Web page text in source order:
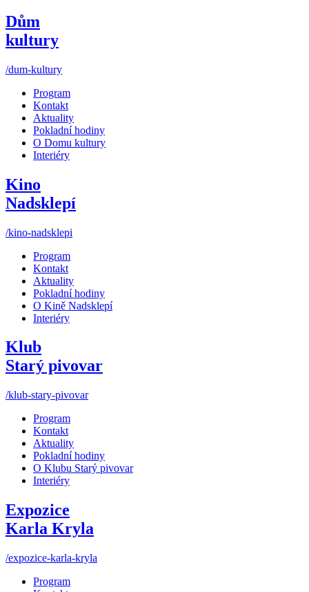
Dům
kultury
/dum-kultury
Program
Kontakt
Aktuality
Pokladní hodiny
O Domu kultury
Interiéry
Kino
Nadsklepí
/kino-nadsklepi
Program
Kontakt
Aktuality
Pokladní hodiny
O Kině Nadsklepí
Interiéry
Klub
Starý pivovar
/klub-stary-pivovar
Program
Kontakt
Aktuality
Pokladní hodiny
O Klubu Starý pivovar
Interiéry
Expozice
Karla Kryla
/expozice-karla-kryla
Program